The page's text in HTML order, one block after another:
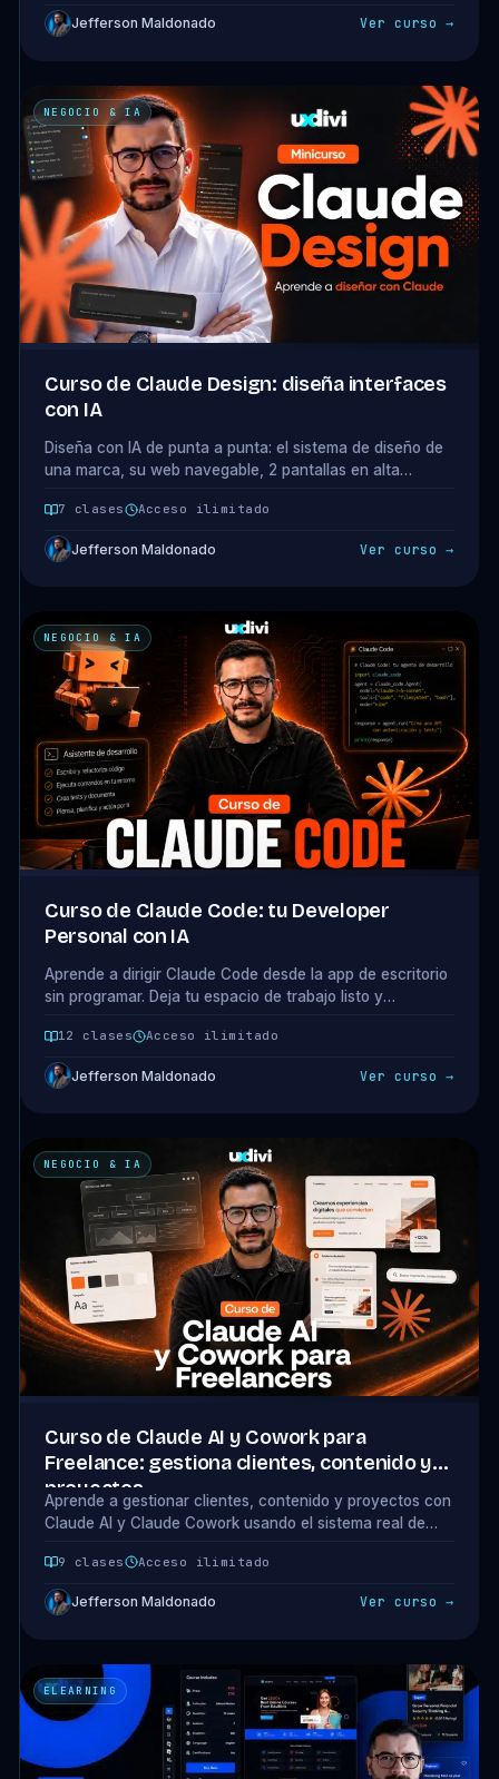
Jefferson Maldonado Ver curso →
NEGOCIO & IA
Curso de Claude Design: diseña interfaces
con IA
Diseña con IA de punta a punta: el sistema de diseño de
una marca, su web navegable, 2 pantallas en alta
de 6 clases con Claude Design.
7 clases Acceso ilimitado
Jefferson Maldonado Ver curso →
NEGOCIO & IA
Curso de Claude Code: tu Developer
Personal con IA
Aprende a dirigir Claude Code desde la app de escritorio
sin programar. Deja tu espacio de trabajo listo y
dashboard y una landing. 10 clases + 1 bonus.
12 clases Acceso ilimitado
Jefferson Maldonado Ver curso →
NEGOCIO & IA
Curso de Claude AI y Cowork para
Freelance: gestiona clientes, contenido y
proyectos
Aprende a gestionar clientes, contenido y proyectos con
Claude AI y Claude Cowork usando el sistema real de
copiar.
9 clases Acceso ilimitado
Jefferson Maldonado Ver curso →
ELEARNING